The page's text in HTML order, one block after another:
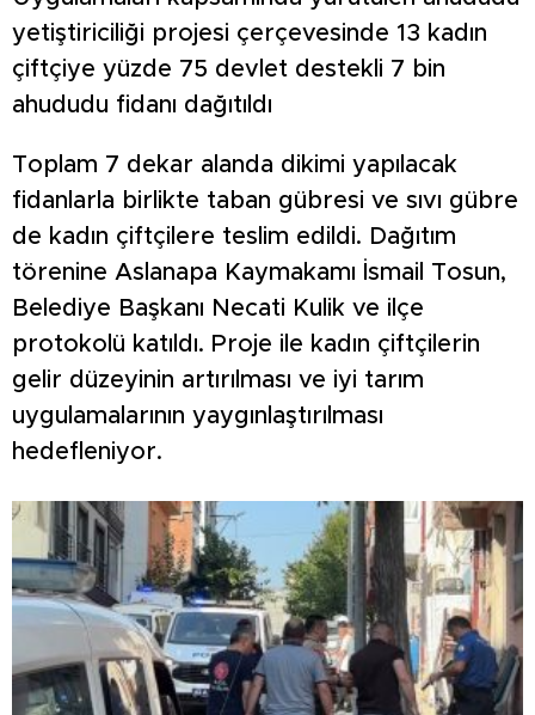
yetiştiriciliği projesi çerçevesinde 13 kadın
çiftçiye yüzde 75 devlet destekli 7 bin
ahududu fidanı dağıtıldı
Toplam 7 dekar alanda dikimi yapılacak
fidanlarla birlikte taban gübresi ve sıvı gübre
de kadın çiftçilere teslim edildi. Dağıtım
törenine Aslanapa Kaymakamı İsmail Tosun,
Belediye Başkanı Necati Kulik ve ilçe
protokolü katıldı. Proje ile kadın çiftçilerin
gelir düzeyinin artırılması ve iyi tarım
uygulamalarının yaygınlaştırılması
hedefleniyor.